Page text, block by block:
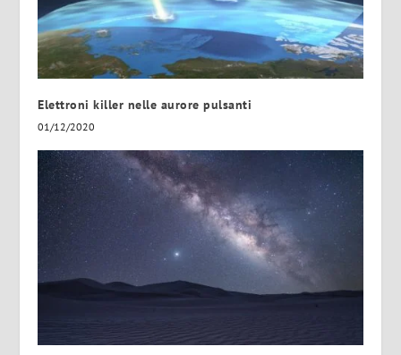
Elettroni killer nelle aurore pulsanti
01/12/2020